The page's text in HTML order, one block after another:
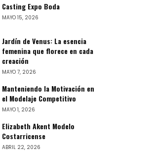
Casting Expo Boda
MAYO 15, 2026
Jardín de Venus: La esencia
femenina que florece en cada
creación
MAYO 7, 2026
Manteniendo la Motivación en
el Modelaje Competitivo
MAYO 1, 2026
Elizabeth Akent Modelo
Costarricense
ABRIL 22, 2026